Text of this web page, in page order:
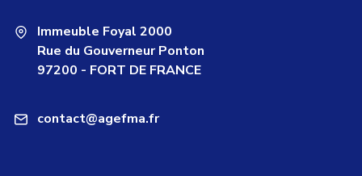
Immeuble Foyal 2000
Rue du Gouverneur Ponton
97200 - FORT DE FRANCE
contact@agefma.fr